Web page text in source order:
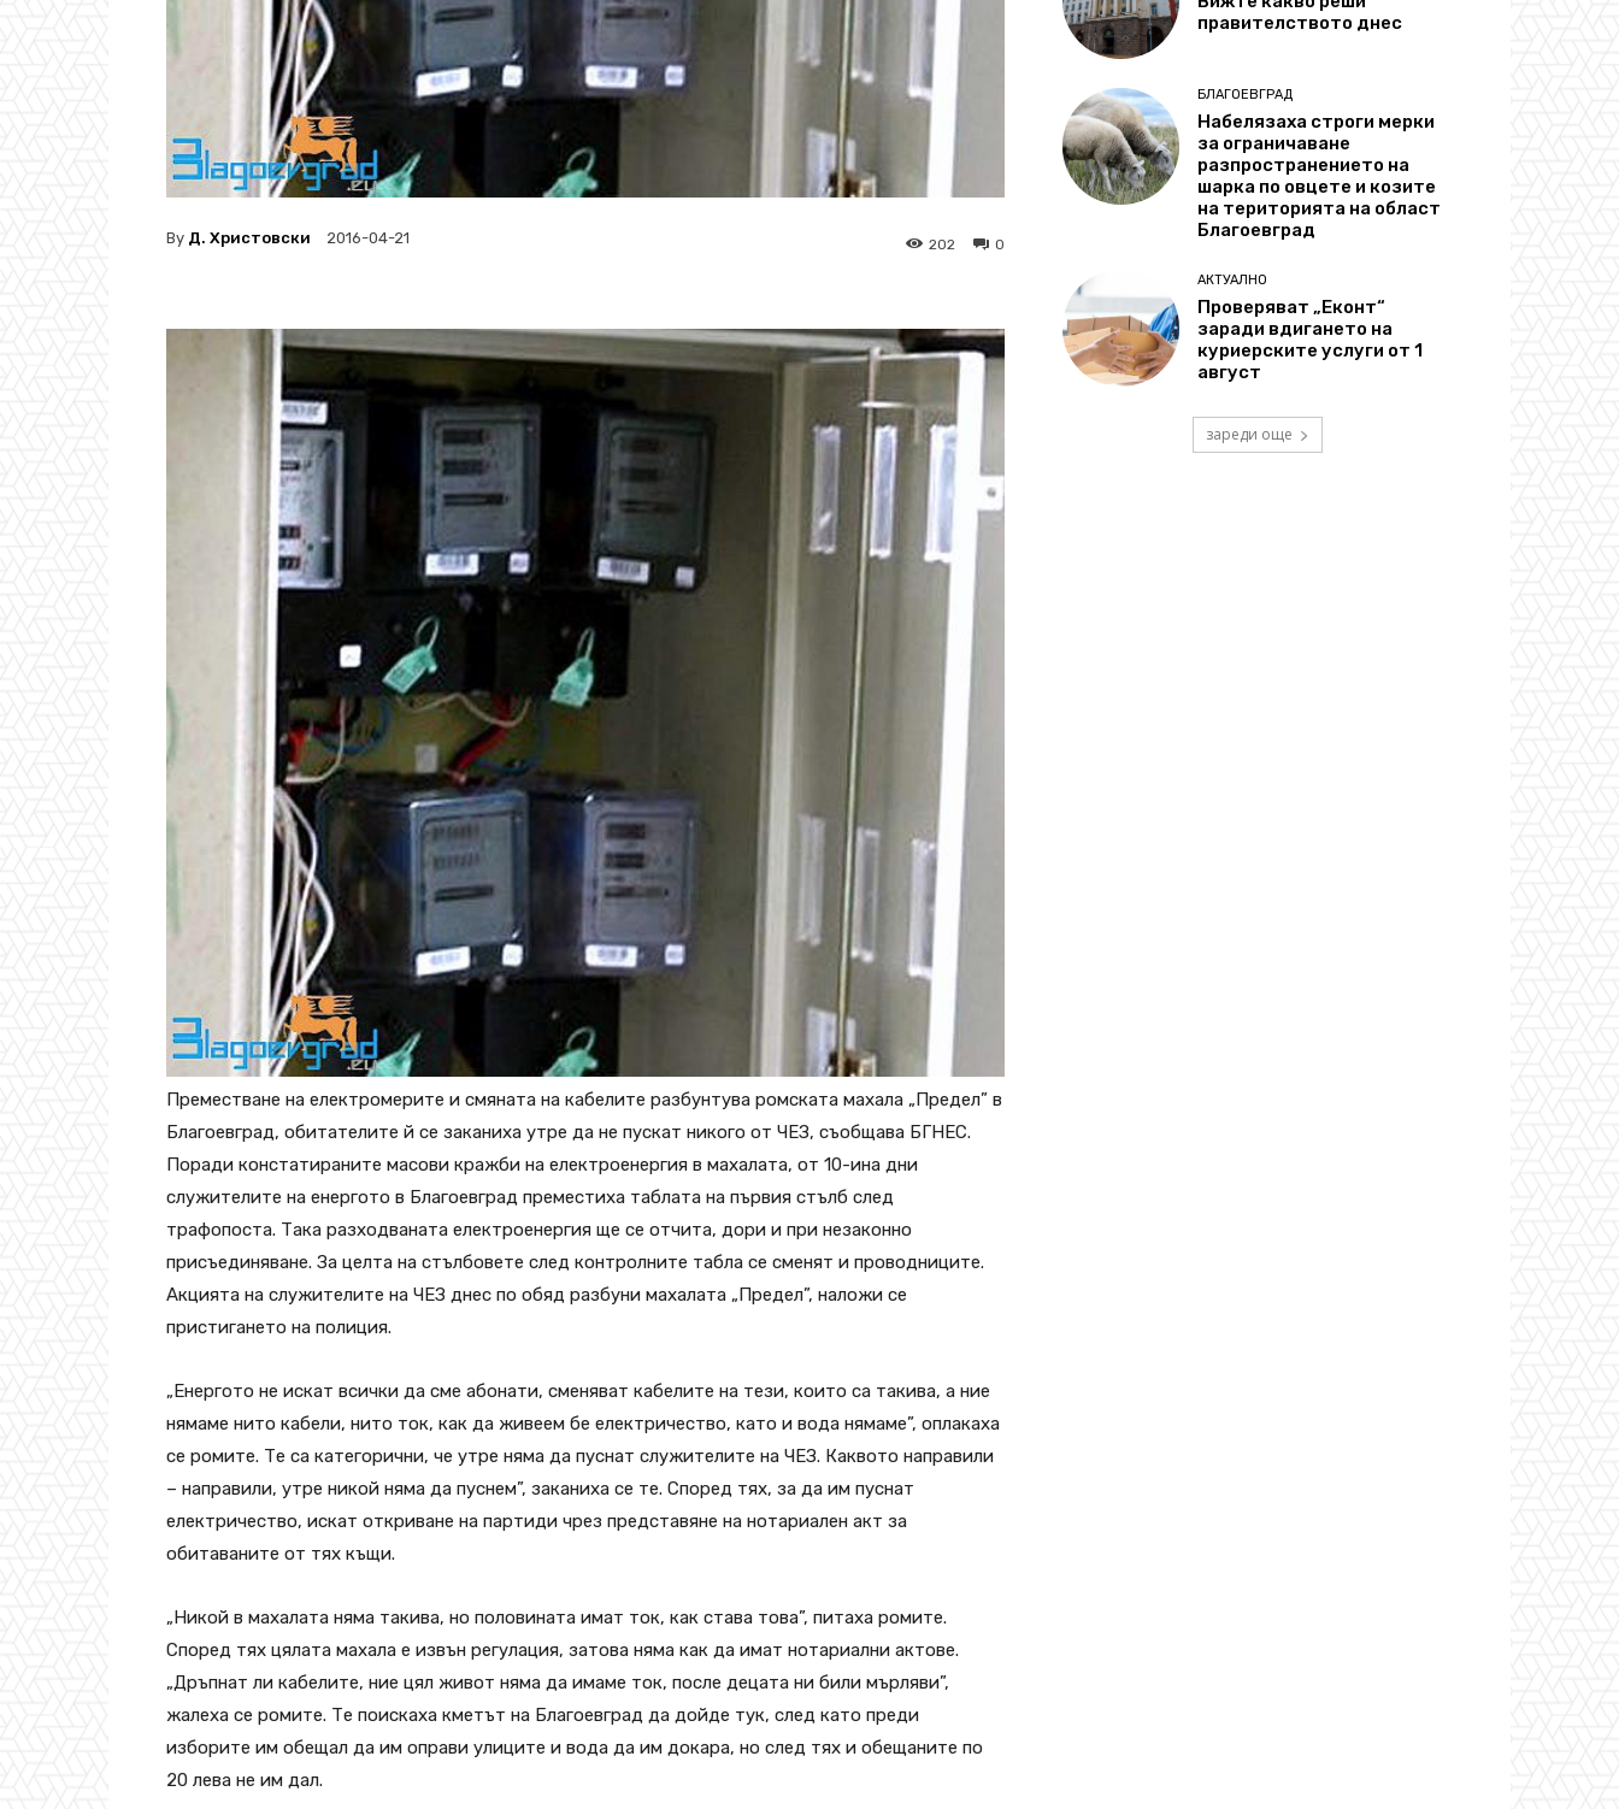
By Д. Христовски 2016-04-21 0
202
Преместване на електромерите и смяната на кабелите разбунтува ромската махала „Предел” в
Благоевград, обитателите й се заканиха утре да не пускат никого от ЧЕЗ, съобщава БГНЕС.
Поради констатираните масови кражби на електроенергия в махалата, от 10-ина дни
служителите на енергото в Благоевград преместиха таблата на първия стълб след
трафопоста. Така разходваната електроенергия ще се отчита, дори и при незаконно
присъединяване. За целта на стълбовете след контролните табла се сменят и проводниците.
Акцията на служителите на ЧЕЗ днес по обяд разбуни махалата „Предел”, наложи се
пристигането на полиция.
„Енергото не искат всички да сме абонати, сменяват кабелите на тези, които са такива, а ние
нямаме нито кабели, нито ток, как да живеем бе електричество, като и вода нямаме”, оплакаха
се ромите. Те са категорични, че утре няма да пуснат служителите на ЧЕЗ. Каквото направили
– направили, утре никой няма да пуснем”, заканиха се те. Според тях, за да им пуснат
електричество, искат откриване на партиди чрез представяне на нотариален акт за
обитаваните от тях къщи.
„Никой в махалата няма такива, но половината имат ток, как става това”, питаха ромите.
Според тях цялата махала е извън регулация, затова няма как да имат нотариални актове.
„Дръпнат ли кабелите, ние цял живот няма да имаме ток, после децата ни били мърляви”,
жалеха се ромите. Те поискаха кметът на Благоевград да дойде тук, след като преди
изборите им обещал да им оправи улиците и вода да им докара, но след тях и обещаните по
20 лева не им дал.
правителството днес
БЛАГОЕВГРАД
Набелязаха строги мерки
за ограничаване
разпространението на
шарка по овцете и козите
на територията на област
Благоевград
АКТУАЛНО
Проверяват „Еконт“
заради вдигането на
куриерските услуги от 1
август
зареди още